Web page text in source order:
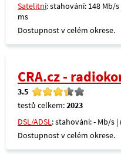
Satelitní: stahování: 148 Mb/
ms
Dostupnost v celém okrese.
CRA.cz -
3.5
testů celkem:2023
DSL/ADSL: stahování: - Mb/s
Dostupnost v celém okrese.